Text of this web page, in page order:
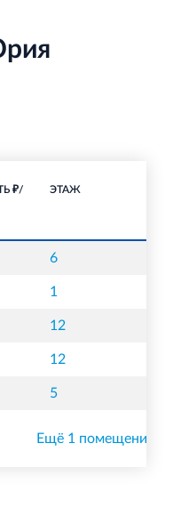
₽/
ЭТАЖ
6
1
12
12
5
Ещё 1 помещение